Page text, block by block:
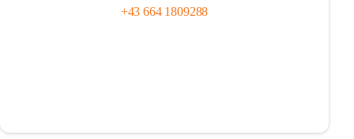
+43 664 1809288